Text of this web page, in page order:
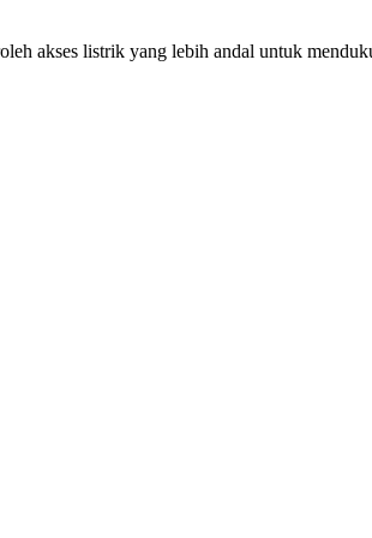
akses listrik yang lebih andal untuk